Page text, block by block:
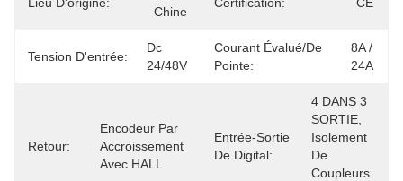
Chine
Tension D'entrée:
Dc
24/48V
Courant Évalué/de
Pointe:
8A /
24A
Retour:
Encodeur Par
Accroissement
Avec HALL
Entrée-Sortie
De Digital:
4 DANS 3
SORTIE,
Isolement
De
Coupleurs